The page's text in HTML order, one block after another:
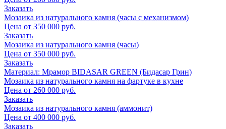
Заказать
Мозаика из натурального камня (часы с механизмом)
Цена от 350 000 руб.
Заказать
Мозаика из натурального камня (часы)
Цена от 350 000 руб.
Заказать
Материал: Мрамор BIDASAR GREEN (Бидасар Грин)
Мозаика из натурального камня на фартуке в кухне
Цена от 260 000 руб.
Заказать
Мозаика из натурального камня (аммонит)
Цена от 400 000 руб.
Заказать